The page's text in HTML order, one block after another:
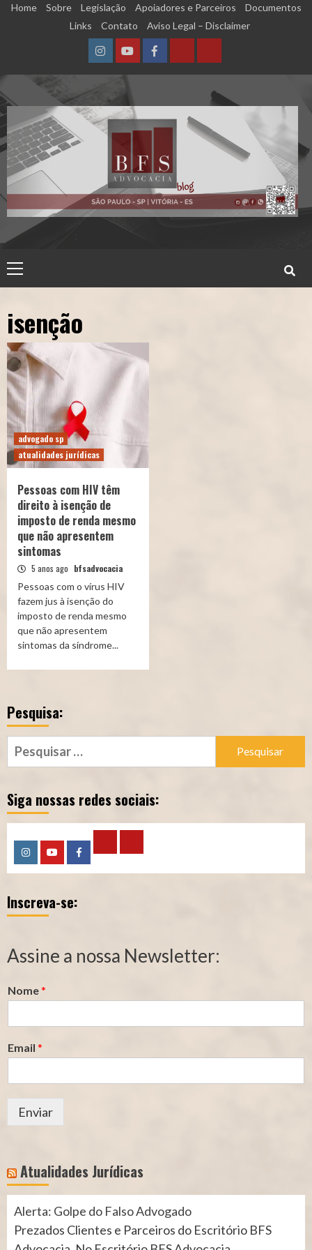
SkipHome Sobre Legislação Apoiadores e Parceiros
Documentos
Links
Contato Aviso Legal – Disclaimer
InstagramYouTubeFacebookCalculadora
Qualidade
de
Segurado
(INSS)
Calculadora
Tempo
de
Contribuição
Menu
isenção
advogado sp
atualidades jurídicas
Pessoas com HIV têm
direito à isenção de
imposto de renda mesmo
que não apresentem
sintomas
5 anos ago bfsadvocacia
Pessoas com o vírus HIV
fazem jus à isenção do
imposto de renda mesmo
que não apresentem
sintomas da síndrome...
Pesquisa:
Pesquisar
por:
Siga nossas redes sociais:
InstagramYouTubeFacebook
Calculadora
–
Segurado
Calculadora
–
Contribuição
Inscreva-se:
Assine a nossa Newsletter:
Nome*
Email *
Enviar
Atualidades Jurídicas
Alerta: Golpe do Falso Advogado
Prezados Clientes e Parceiros do Escritório BFS